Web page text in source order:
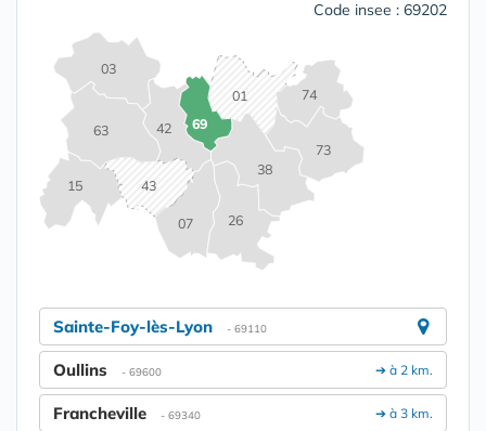
Code insee : 69202
01
03
07
15
26
38
42
43
63
69
73
74
Sainte-Foy-lès-Lyon - 69110
➔ à 2 km.
Oullins - 69600
➔ à 3 km.
Francheville - 69340